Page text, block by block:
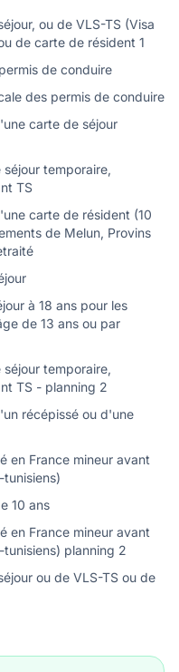
ou de VLS-TS (Visa
de carte de résident 1
de conduire
des permis de conduire
carte de séjour
temporaire,
TS
carte de résident (10
de Melun, Provins
à 18 ans pour les
de 13 ans ou par
temporaire,
TS - planning 2
récépissé ou d'une
en France mineur avant
tunisiens)
10 ans
en France mineur avant
planning 2
ou de VLS-TS ou de